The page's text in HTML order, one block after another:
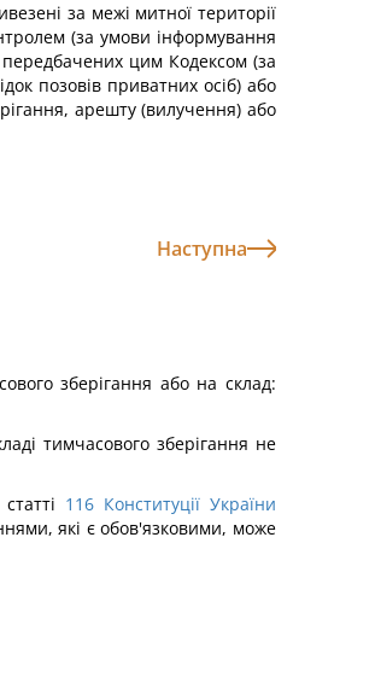
за межі митної території
(за умови інформування
цим Кодексом (за
позовів приватних осіб) або
арешту (вилучення) або
Наступна
зберігання або на склад:
тимчасового зберігання не
116 Конституції України
які є обов'язковими, може